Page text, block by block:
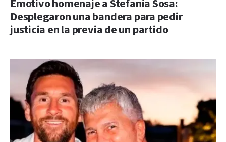
Emotivo homenaje a Stefanía Sosa:
Desplegaron una bandera para pedir
justicia en la previa de un partido